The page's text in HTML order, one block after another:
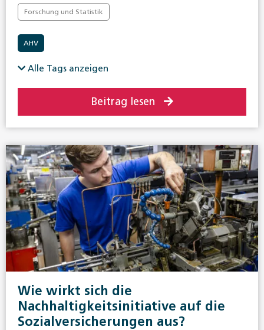
Forschung und Statistik
AHV
Alle Tags anzeigen
Beitrag lesen
Wie wirkt sich die
Nachhaltigkeitsinitiative auf die
Sozialversicherungen aus?